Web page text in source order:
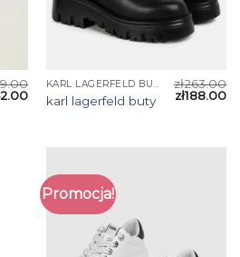
KARL LAGERFELD BUTY
karl lagerfeld buty
zł263.00
zł188.00
Promocja!